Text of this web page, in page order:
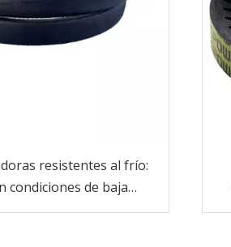
resistentes al frío:
condiciones de baja